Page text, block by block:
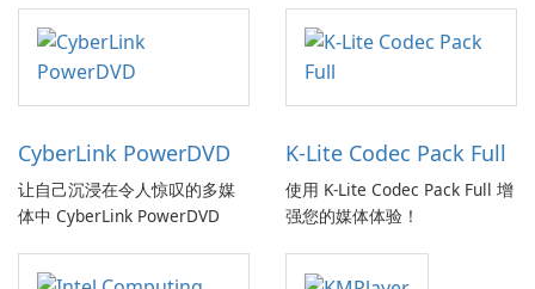
CyberLink PowerDVD
让自己沉浸在令人惊叹的多媒
体中 CyberLink PowerDVD
K-Lite Codec Pack Full
使用 K-Lite Codec Pack Full 增
强您的媒体体验！